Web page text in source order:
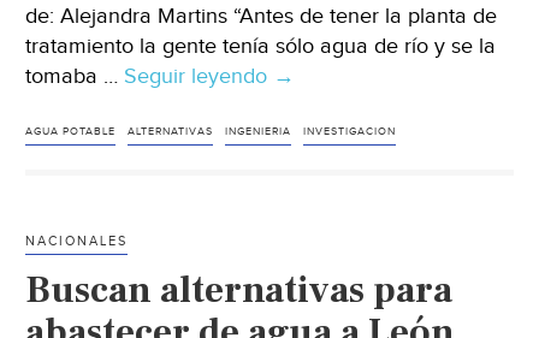
de: Alejandra Martins “Antes de tener la planta de
tratamiento la gente tenía sólo agua de río y se la
tomaba … Seguir leyendo La
invención
potable
→
AGUA POTABLE ALTERNATIVAS INGENIERIA INVESTIGACION
NACIONALES
Buscan alternativas para